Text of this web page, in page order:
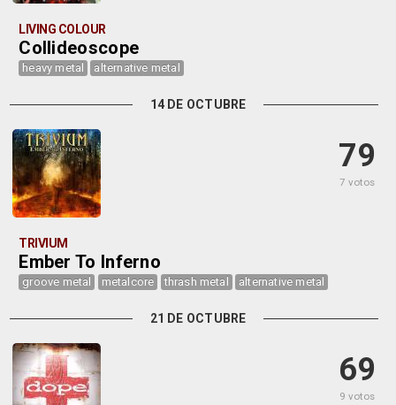
LIVING COLOUR
Collideoscope
heavy metal alternative metal
14 DE OCTUBRE
79
7 votos
TRIVIUM
Ember To Inferno
groove metal metalcore thrash metal alternative metal
21 DE OCTUBRE
69
9 votos